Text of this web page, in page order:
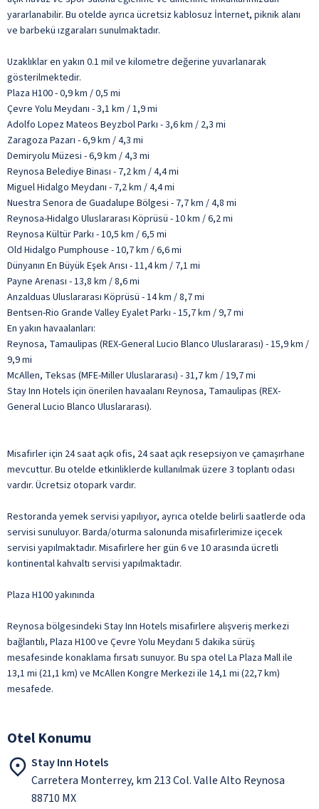
yararlanabilir. Bu otelde ayrıca ücretsiz kablosuz İnternet, piknik alanı
ve barbekü ızgaraları sunulmaktadır.
Uzaklıklar en yakın 0.1 mil ve kilometre değerine yuvarlanarak
gösterilmektedir.
Plaza H100 - 0,9 km / 0,5 mi
Çevre Yolu Meydanı - 3,1 km / 1,9 mi
Adolfo Lopez Mateos Beyzbol Parkı - 3,6 km / 2,3 mi
Zaragoza Pazarı - 6,9 km / 4,3 mi
Demiryolu Müzesi - 6,9 km / 4,3 mi
Reynosa Belediye Binası - 7,2 km / 4,4 mi
Miguel Hidalgo Meydanı - 7,2 km / 4,4 mi
Nuestra Senora de Guadalupe Bölgesi - 7,7 km / 4,8 mi
Reynosa-Hidalgo Uluslararası Köprüsü - 10 km / 6,2 mi
Reynosa Kültür Parkı - 10,5 km / 6,5 mi
Old Hidalgo Pumphouse - 10,7 km / 6,6 mi
Dünyanın En Büyük Eşek Arısı - 11,4 km / 7,1 mi
Payne Arenası - 13,8 km / 8,6 mi
Anzalduas Uluslararası Köprüsü - 14 km / 8,7 mi
Bentsen-Rio Grande Valley Eyalet Parkı - 15,7 km / 9,7 mi
En yakın havaalanları:
Reynosa, Tamaulipas (REX-General Lucio Blanco Uluslararası) - 15,9 km /
9,9 mi
McAllen, Teksas (MFE-Miller Uluslararası) - 31,7 km / 19,7 mi
Stay Inn Hotels için önerilen havaalanı Reynosa, Tamaulipas (REX-
General Lucio Blanco Uluslararası).
Misafirler için 24 saat açık ofis, 24 saat açık resepsiyon ve çamaşırhane
mevcuttur. Bu otelde etkinliklerde kullanılmak üzere 3 toplantı odası
vardır. Ücretsiz otopark vardır.
Restoranda yemek servisi yapılıyor, ayrıca otelde belirli saatlerde oda
servisi sunuluyor. Barda/oturma salonunda misafirlerimize içecek
servisi yapılmaktadır. Misafirlere her gün 6 ve 10 arasında ücretli
kontinental kahvaltı servisi yapılmaktadır.
Plaza H100 yakınında
Reynosa bölgesindeki Stay Inn Hotels misafirlere alışveriş merkezi
bağlantılı, Plaza H100 ve Çevre Yolu Meydanı 5 dakika sürüş
mesafesinde konaklama fırsatı sunuyor. Bu spa otel La Plaza Mall ile
13,1 mi (21,1 km) ve McAllen Kongre Merkezi ile 14,1 mi (22,7 km)
mesafede.
Otel Konumu
Stay Inn Hotels
Carretera Monterrey, km 213 Col. Valle Alto Reynosa
88710 MX